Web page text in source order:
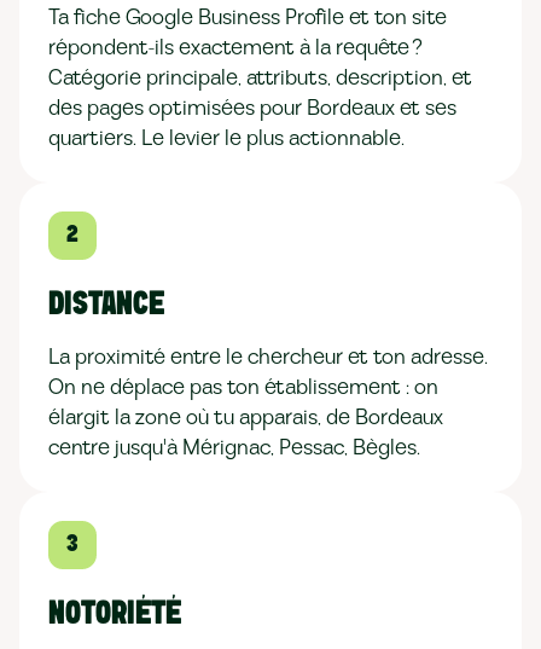
Ta fiche Google Business Profile et ton site
répondent-ils exactement à la requête ?
Catégorie principale, attributs, description, et
des pages optimisées pour Bordeaux et ses
quartiers. Le levier le plus actionnable.
2
DISTANCE
La proximité entre le chercheur et ton adresse.
On ne déplace pas ton établissement : on
élargit la zone où tu apparais, de Bordeaux
centre jusqu'à Mérignac, Pessac, Bègles.
3
NOTORIÉTÉ